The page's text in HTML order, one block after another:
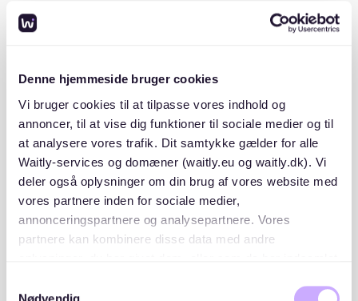
Denne hjemmeside bruger cookies
Vi bruger cookies til at tilpasse vores indhold og
annoncer, til at vise dig funktioner til sociale medier og til
at analysere vores trafik. Dit samtykke gælder for alle
Waitly-services og domæner (waitly.eu og waitly.dk). Vi
deler også oplysninger om din brug af vores website med
vores partnere inden for sociale medier,
annonceringspartnere og analysepartnere. Vores
partnere kan kombinere disse data med andre
cookies, hvis du fortsætter med at anvende vores
Foreningen dækker 3 opgange fra stueetage til 4.sal.
mod Odense Å og én mod baggården.
De vigtigste regler, man skal kende, før man køber:
Rygning er ikke tilladt i lejligheder købt efter april
2015 - men rygning på altaner eller udendørs er ok.
Foreningen tillader ikke forældrekøb: Den der køber
andelen, skal bebo den og stå som andelshaver.
Der må ikke opsættes vaskemaskine eller tørretumbler
i andelen (vi har fælles vaskerum i kælderen)